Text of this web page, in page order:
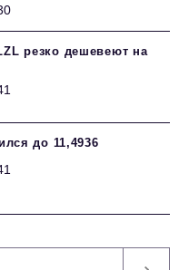
резко дешевеют на
до 11,4936